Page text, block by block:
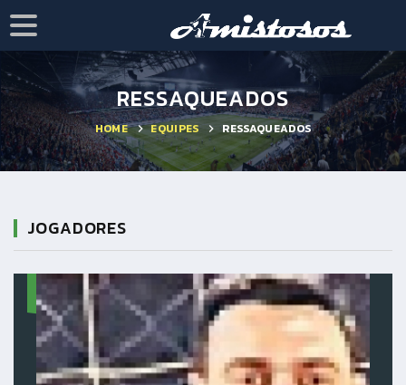
RESSAQUEADOS
HOME EQUIPES RESSAQUEADOS
JOGADORES
1